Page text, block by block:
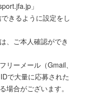
」
きるように設定をし
、ご本人確認ができ
リーメール（Gmail、
で大量に応募された
場合がございます。